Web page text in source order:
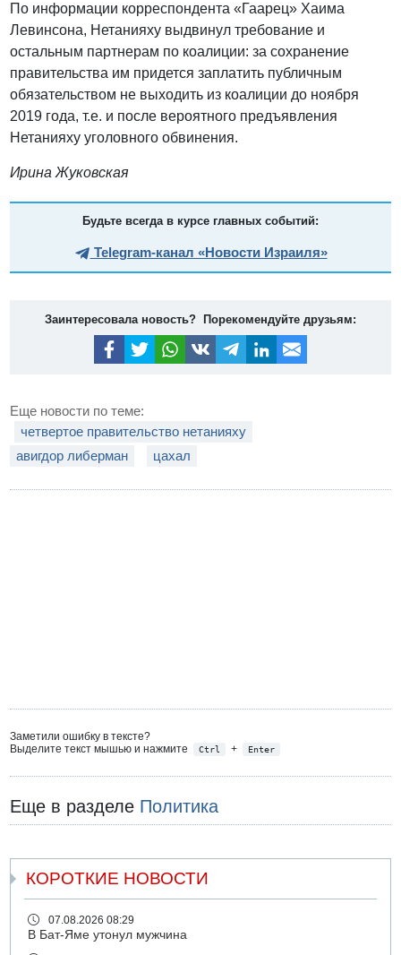
По информации корреспондента «Гаарец» Хаима
Левинсона, Нетанияху выдвинул требование и
остальным партнерам по коалиции: за сохранение
правительства им придется заплатить публичным
обязательством не выходить из коалиции до ноября
2019 года, т.е. и после вероятного предъявления
Нетанияху уголовного обвинения.
Ирина Жуковская
Будьте всегда в курсе главных событий:
Telegram-канал «Новости Израиля»
Заинтересовала новость? Порекомендуйте друзьям:
Еще новости по теме:
четвертое правительство нетанияху
авигдор либерман
цахал
Заметили ошибку в тексте?
Выделите текст мышью и нажмите
Ctrl + Enter
Еще в разделе Политика
КОРОТКИЕ НОВОСТИ
07.08.2026 08:29
В Бат-Яме утонул мужчина